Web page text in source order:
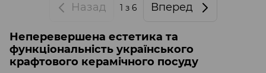
Назад 1 з 6 Вперед
Неперевершена естетика та
функціональність українського
крафтового керамічного посуду